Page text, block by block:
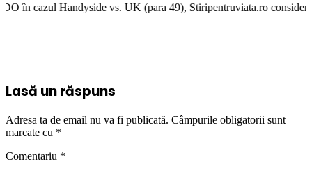
vs. UK (para 49), Stiripentruviata.ro consideră că
Lasă un răspuns
Adresa ta de email nu va fi publicată. Câmpurile obligatorii sunt
marcate cu *
Comentariu *